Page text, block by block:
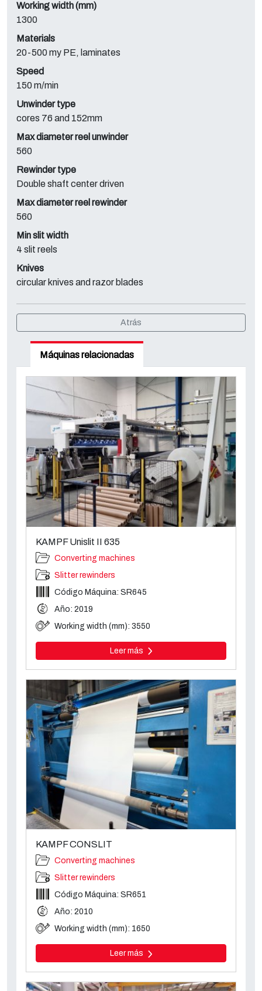
Working width (mm)
1300
Materials
20-500 my PE, laminates
Speed
150 m/min
Unwinder type
cores 76 and 152mm
Max diameter reel unwinder
560
Rewinder type
Double shaft center driven
Max diameter reel rewinder
560
Min slit width
4 slit reels
Knives
circular knives and razor blades
Atrás
Máquinas relacionadas
KAMPF Unislit II 635
Converting machines
Slitter rewinders
Código Máquina: SR645
Año: 2019
Working width (mm): 3550
Leer más
KAMPF CONSLIT
Converting machines
Slitter rewinders
Código Máquina: SR651
Año: 2010
Working width (mm): 1650
Leer más